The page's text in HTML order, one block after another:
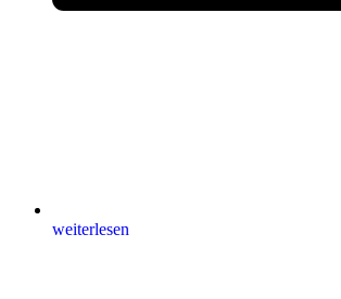
weiterlesen